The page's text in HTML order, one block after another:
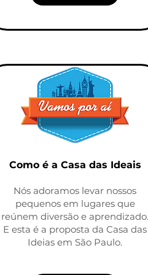
Como é a Casa das Ideais
Nós adoramos levar nossos
pequenos em lugares que
reúnem diversão e aprendizado.
E esta é a proposta da Casa das
Ideias em São Paulo.